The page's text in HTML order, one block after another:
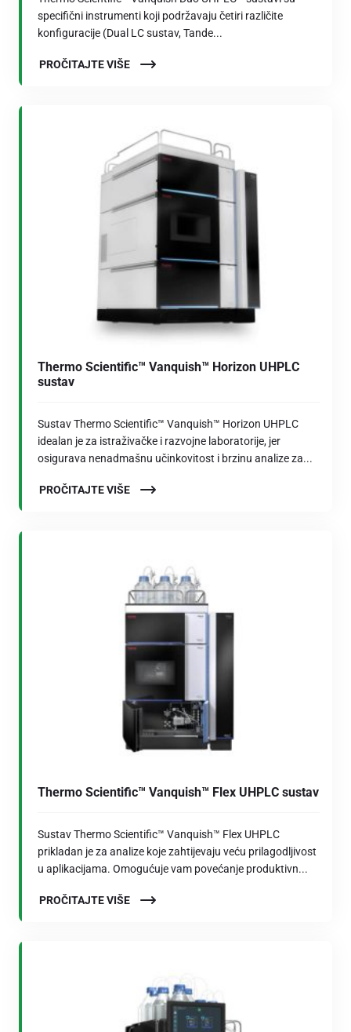
specifični instrumenti koji podržavaju četiri različite
konfiguracije (Dual LC sustav, Tande...
PROČITAJTE VIŠE
Thermo Scientific™ Vanquish™ Horizon UHPLC
sustav
Sustav Thermo Scientific™ Vanquish™ Horizon UHPLC
idealan je za istraživačke i razvojne laboratorije, jer
osigurava nenadmašnu učinkovitost i brzinu analize za...
PROČITAJTE VIŠE
Thermo Scientific™ Vanquish™ Flex UHPLC sustav
Sustav Thermo Scientific™ Vanquish™ Flex UHPLC
prikladan je za analize koje zahtijevaju veću prilagodljivost
u aplikacijama. Omogućuje vam povećanje produktivn...
PROČITAJTE VIŠE